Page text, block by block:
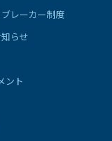
レーカー制度
らせ
ント